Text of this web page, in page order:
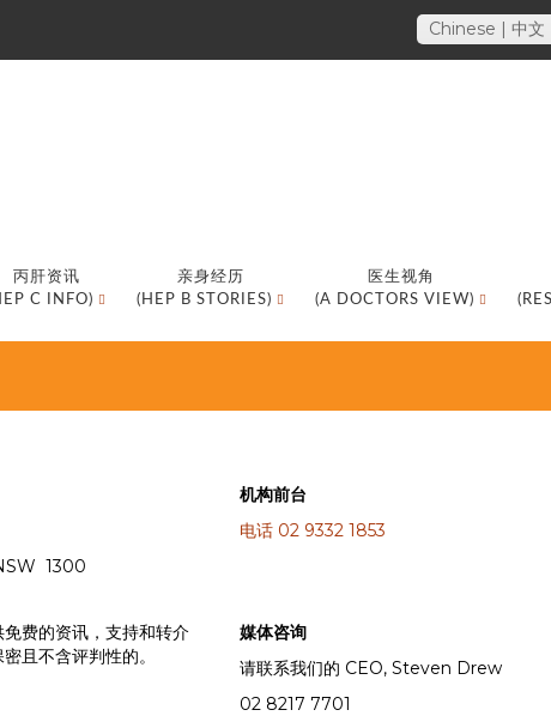
Chinese | 中文
丙肝资讯
C INFO)
亲身经历
(HEP B STORIES)
医生视角
(A DOCTORS VIEW)
1300
机构前台
电话 02 9332 1853
费的资讯，支持和转介
且不含评判性的。
媒体咨询
请联系我们的 CEO, Steven Drew
02 8217 7701